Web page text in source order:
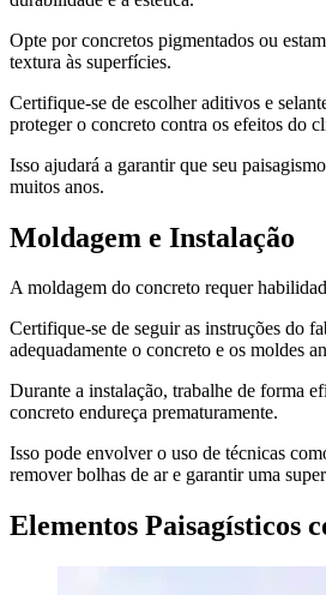
Opte por concretos pigmentados ou
textura às superfícies.
Certifique-se de escolher aditivos e
proteger o concreto contra os efeitos do
Isso ajudará a garantir que seu
muitos anos.
Moldagem e Instalação
A moldagem do concreto requer
Certifique-se de seguir as instruções do
adequadamente o concreto e os moldes
Durante a instalação, trabalhe de forma
concreto endureça prematuramente.
Isso pode envolver o uso de técnicas
remover bolhas de ar e garantir uma
Elementos Paisagísticos